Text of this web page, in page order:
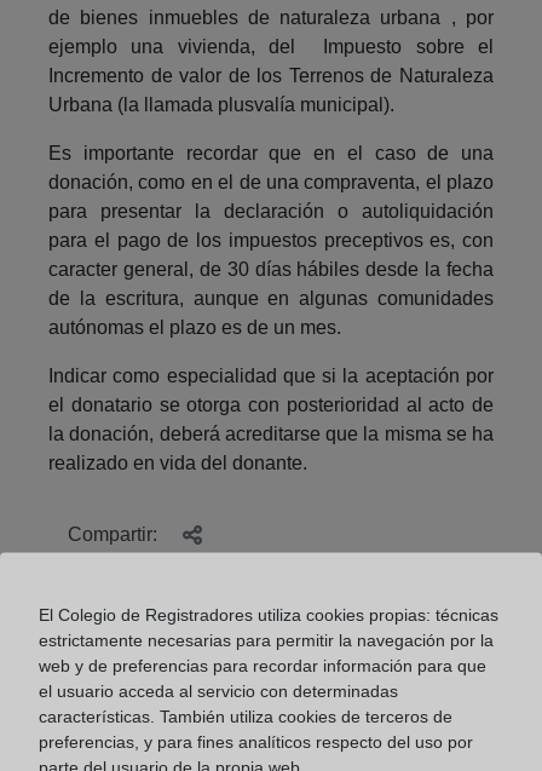
de bienes inmuebles de naturaleza urbana , por
ejemplo una vivienda, del Impuesto sobre el
Incremento de valor de los Terrenos de Naturaleza
Urbana (la llamada plusvalía municipal).
Es importante recordar que en el caso de una
donación, como en el de una compraventa, el plazo
para presentar la declaración o autoliquidación
para el pago de los impuestos preceptivos es, con
caracter general, de 30 días hábiles desde la fecha
de la escritura, aunque en algunas comunidades
autónomas el plazo es de un mes.
Indicar como especialidad que si la aceptación por
el donatario se otorga con posterioridad al acto de
la donación, deberá acreditarse que la misma se ha
realizado en vida del donante.
Compartir:
Cómo inscribir en el Registro mi nueva casa si
quien me la vende no la tenía registrada a su
El Colegio de Registradores utiliza cookies propias: técnicas
estrictamente necesarias para permitir la navegación por la
web y de preferencias para recordar información para que
el usuario acceda al servicio con determinadas
características. También utiliza cookies de terceros de
preferencias, y para fines analíticos respecto del uso por